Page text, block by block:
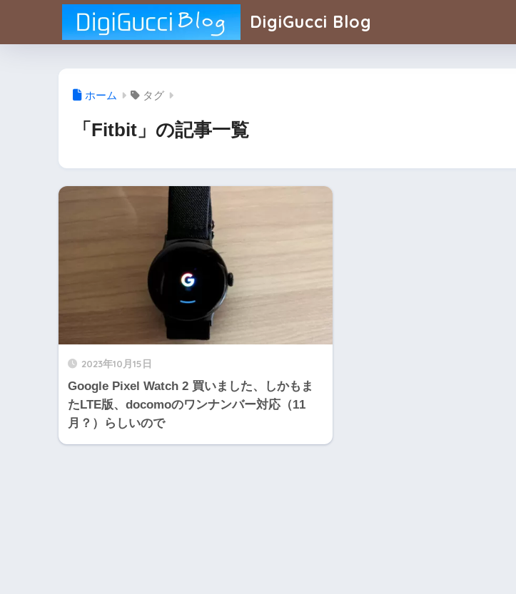
DigiGucci Blog
ホーム タグ
「Fitbit」の記事一覧
2023年10月15日
Google Pixel Watch 2 買いました、しかもま
たLTE版、docomoのワンナンバー対応（11
月？）らしいので